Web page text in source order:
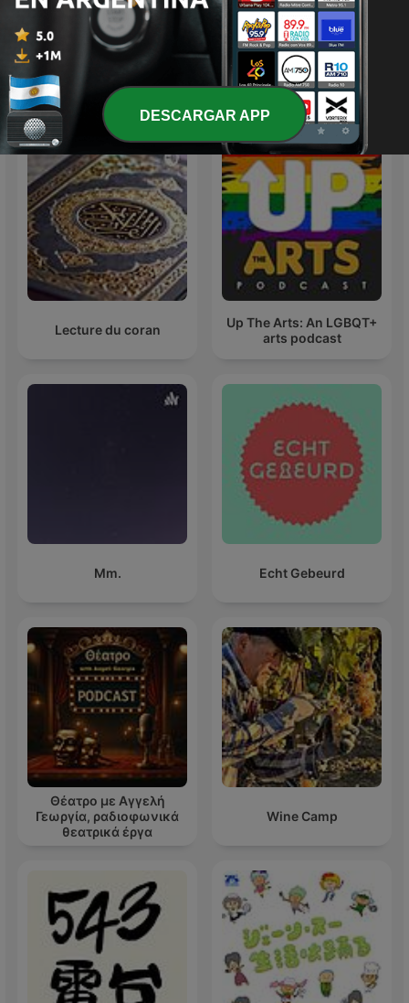
Audio libri e Audio
racconti
Tango
Más podcasts internacionales de Arte
Lecture du coran
Up The Arts: An LGBQT+
arts podcast
Mm. Echt Gebeurd
Θέατρο με Αγγελή
Γεωργία, ραδιοφωνικά
θεατρικά έργα
Wine Camp
DESCARGAR APP